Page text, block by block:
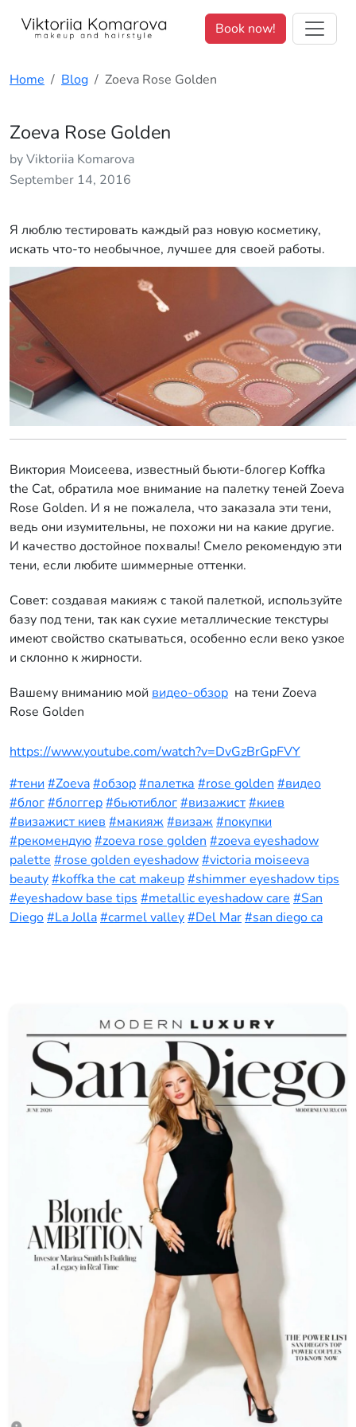
Book now!
Home Blog Zoeva Rose Golden
Zoeva Rose Golden
by Viktoriia Komarova
September 14, 2016
Я люблю тестировать каждый раз новую косметику,
искать что-то необычное, лучшее для своей работы.
Виктория Моисеева, известный бьюти-блогер Koffka
the Cat, обратила мое внимание на палетку теней Zoeva
Rose Golden. И я не пожалела, что заказала эти тени,
ведь они изумительны, не похожи ни на какие другие.
И качество достойное похвалы! Смело рекомендую эти
тени, если любите шиммерные оттенки.
Совет: создавая макияж с такой палеткой, используйте
базу под тени, так как сухие металлические текстуры
имеют свойство скатываться, особенно если веко узкое
и склонно к жирности.
Вашему вниманию мой видео-обзор на тени Zoeva
Rose Golden
https://www.youtube.com/watch?v=DvGzBrGpFVY
#тени #Zoeva#обзор#палетка #rose golden #видео
#блог#блоггер#бьютиблог#визажист#киев
#визажист киев #макияж #визаж #покупки
#рекомендую#zoeva rose golden #zoeva eyeshadow
palette #rose golden eyeshadow#victoria moiseeva
beauty#koffka the cat makeup#shimmer eyeshadow tips
#eyeshadow base tips #metallic eyeshadow care #San
Diego#La Jolla#carmel valley#Del Mar#san diego ca
We value your privacy. <p>We use cookies to enhance your